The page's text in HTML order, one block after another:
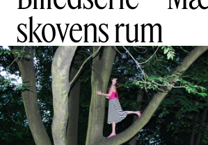
skovens rum